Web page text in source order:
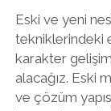
Eski ve yeni
tekniklerindeki
karakter
alacağız. Eski
ve çözüm